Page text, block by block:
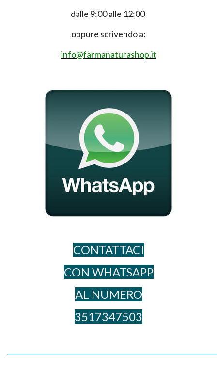
dalle 9:00 alle 12:00
oppure scrivendo a:
info@farmanaturashop.it
CONTATTACI
CON WHATSAPP
AL NUME​RO
3517347503